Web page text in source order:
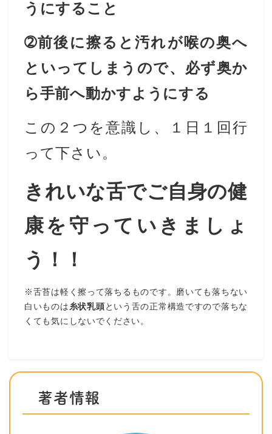
うにすること
➁前後に擦ると汚れが喉の奥へ
といってしまうので、必ず奥か
ら手前へ動かすようにする
この２つを意識し、１日１回行
って下さい。
きれいな舌でご自身の健
康を守っていきましょ
う！！
※舌苔は軽く擦って落ちるものです。磨いても落ちない
白いものは糸状乳頭 という舌の正常構造ですので落ちな
くても気にしないでください。
著者情報